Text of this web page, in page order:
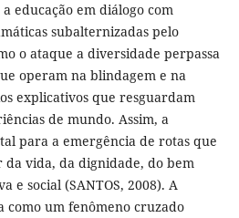
educação em diálogo com
subalternizadas pelo
o ataque a diversidade perpassa
operam na blindagem e na
explicativos que resguardam
de mundo. Assim, a
para a emergência de rotas que
da vida, da dignidade, do bem
e social (SANTOS, 2008). A
como um fenômeno cruzado